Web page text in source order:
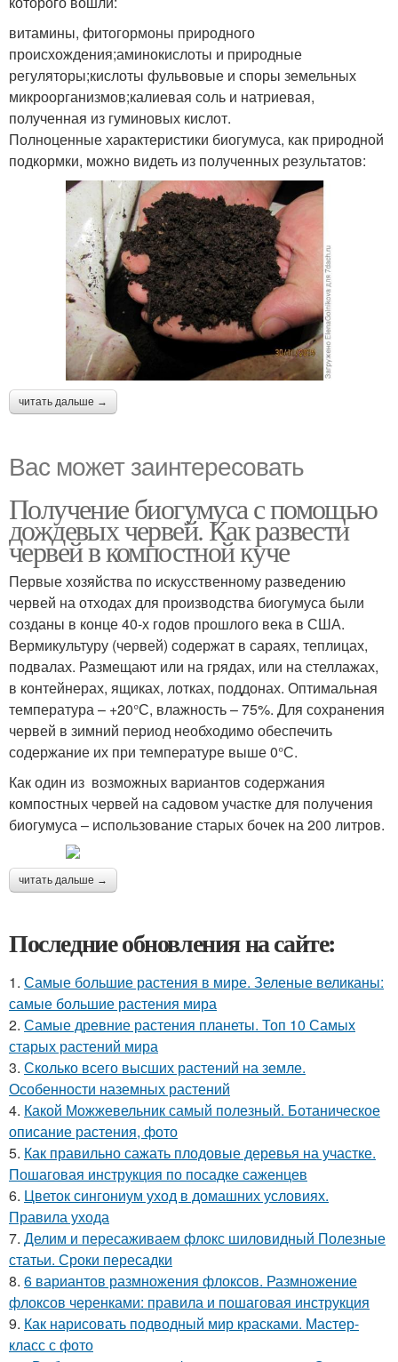
витамины, фитогормоны природного
происхождения;аминокислоты и природные
регуляторы;кислоты фульвовые и споры земельных
микроорганизмов;калиевая соль и натриевая,
полученная из гуминовых кислот.
Полноценные характеристики биогумуса, как природной
подкормки, можно видеть из полученных результатов:
читать дальше →
Вас может заинтересовать
Получение биогумуса с помощью
дождевых червей. Как развести
червей в компостной куче
Первые хозяйства по искусственному разведению
червей на отходах для производства биогумуса были
созданы в конце 40-х годов прошлого века в США.
Вермикультуру (червей) содержат в сараях, теплицах,
подвалах. Размещают или на грядах, или на стеллажах,
в контейнерах, ящиках, лотках, поддонах. Оптимальная
температура – +20°С, влажность – 75%. Для сохранения
червей в зимний период необходимо обеспечить
содержание их при температуре выше 0°С.
Как один из возможных вариантов содержания
компостных червей на садовом участке для получения
биогумуса – использование старых бочек на 200 литров.
читать дальше →
Последние обновления на сайте:
1. Самые большие растения в мире. Зеленые великаны:
самые большие растения мира
2. Самые древние растения планеты. Топ 10 Самых
старых растений мира
3. Сколько всего высших растений на земле.
Особенности наземных растений
4. Какой Можжевельник самый полезный. Ботаническое
описание растения, фото
5. Как правильно сажать плодовые деревья на участке.
Пошаговая инструкция по посадке саженцев
6. Цветок сингониум уход в домашних условиях.
Правила ухода
7. Делим и пересаживаем флокс шиловидный Полезные
статьи. Сроки пересадки
8. 6 вариантов размножения флоксов. Размножение
флоксов черенками: правила и пошаговая инструкция
9. Как нарисовать подводный мир красками. Мастер-
класс с фото